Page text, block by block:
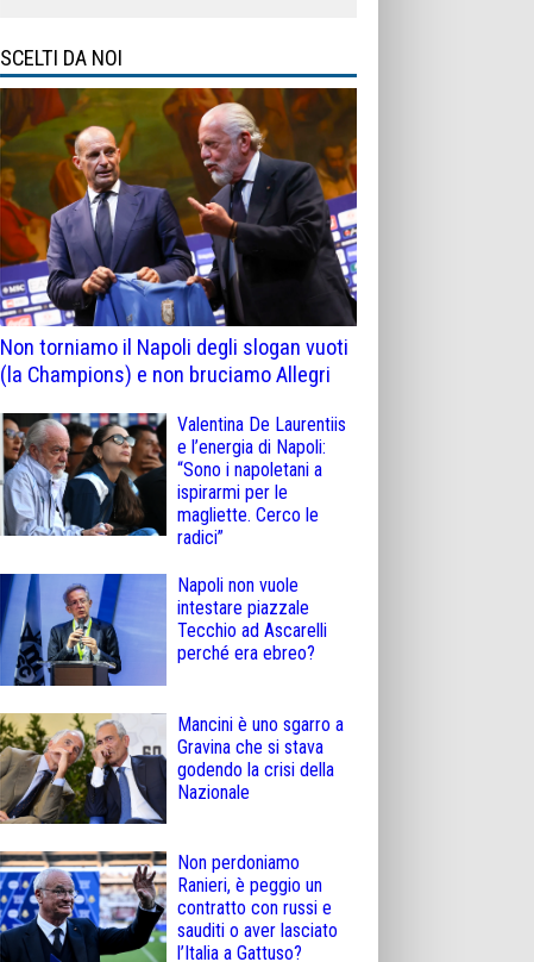
SCELTI DA NOI
Non torniamo il Napoli degli slogan vuoti
(la Champions) e non bruciamo Allegri
Valentina De Laurentiis
e l’energia di Napoli:
“Sono i napoletani a
ispirarmi per le
magliette. Cerco le
radici”
Napoli non vuole
intestare piazzale
Tecchio ad Ascarelli
perché era ebreo?
Mancini è uno sgarro a
Gravina che si stava
godendo la crisi della
Nazionale
Non perdoniamo
Ranieri, è peggio un
contratto con russi e
sauditi o aver lasciato
l’Italia a Gattuso?